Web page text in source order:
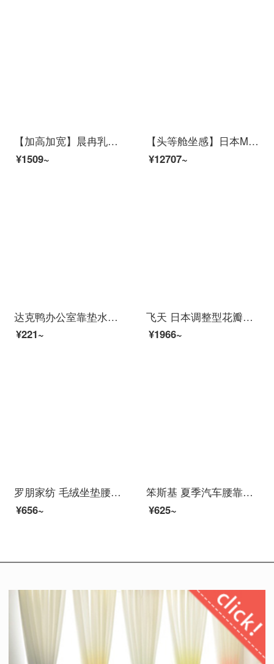
【加高加宽】晨冉乳胶靠垫护腰乳胶抱枕腰靠办公室靠背垫腰垫车用汽车用座椅靠背家用天然乳胶办公椅坐垫靠垫 护腰专用-棕色
¥1509~
【头等舱坐感】日本MTG Style PREMIUM豪华款矫姿坐垫 办公室专业护腰座椅子靠背 腰靠 黑色 通用
¥12707~
达克鸭办公室靠垫水果腰靠抱枕椅子大靠背凳子坐垫腰枕沙发客厅床头护腰 橘子 关注商品，优先发货
¥221~
飞天 日本调整型花瓣护腰美臀坐垫 可折叠便携办公室坐垫 藏青色
¥1966~
罗朋家纺 毛绒坐垫腰靠 加厚办公室卡通记忆棉坐垫学生椅垫连体电脑椅坐垫靠垫护腰可拆分一体 小鲸鱼 坐垫腰靠两件套
¥656~
笨斯基 夏季汽车腰靠竹片透气腰枕腰垫办公室靠背垫座椅护腰靠垫坐垫一体 梨木3D透气款-黑色
¥625~